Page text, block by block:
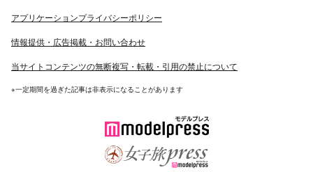
アプリケーションプライバシーポリシー
情報提供・広告掲載・お問い合わせ
当サイトコンテンツの無断複写・転載・引用の禁止について
※一定期間を過ぎた記事は非表示になることがあります